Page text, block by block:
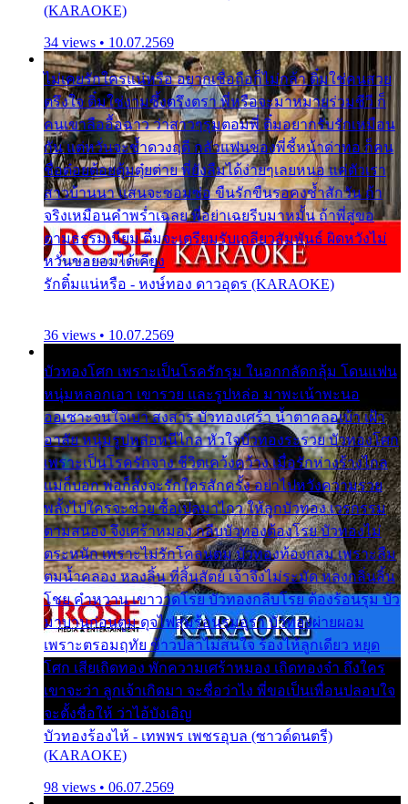
(KARAOKE)
34 views • 10.07.2569
ไม่เคยรักใครแน่หรือ อยากเชื่อถือก็ไม่กล้า ติ๋มใช่คนสวย
ตรึงใจ ติ๋มใช่งามซึ้งตรึงตรา พี่หรือจะมาหมายร่วมชีวี ก็
คนเขาลืออื้อฉาว ว่าสาวๆรุมตอมพี่ ติ๋มอยากรับรักเหมือน
กัน แต่หวั่นจะช้ำดวงฤดี กลัวแฟนของพี่ชี้หน้าด่าทอ ก็คน
ชื่อต๋อยต้อยตุ้มตุ๋ยต่าย พี่ยังลืมได้ง่ายๆเลยหนอ แค่ตัวเรา
สาวบ้านนา แสนจะซอมซ่อ ขืนรักขืนรอคงช้ำสักวัน ถ้า
จริงเหมือนคำพร่ำเฉลย พี่อย่าเฉยรีบมาหมั้น ถ้าพี่สู่ขอ
ตามธรรมเนียม ติ๋มจะเตรียมรับเกลียวสัมพันธ์ ผิดหวังไม่
หวั่นขอยอมได้เคียง
รักติ๋มแน่หรือ - หงษ์ทอง ดาวอุดร (KARAOKE)
36 views • 10.07.2569
บัวทองโศก เพราะเป็นโรครักรุม ในอกกลัดกลุ้ม โดนแฟน
หนุ่มหลอกเอา เขารวย และรูปหล่อ มาพะเน้าพะนอ
ออเซาะจนใจเบา สงสาร บัวทองเศร้า น้ำตาคลอเบ้า เฝ้า
อาลัย หนุ่มรูปหล่อหนีไกล หัวใจบัวทองระรวย บัวทองโศก
เพราะเป็นโรครักจาง ชีวิตเคว้งคว้าง เมื่อรักห่างร้างไกล
แม่ก็บอก พ่อก็สั่งจะรักใครสักครั้ง อย่าไปหวังความรวย
พลั้งไปใครจะช่วย ซื้อเปลมาไกว ให้ลูกบัวทอง เวรกรรม
ตามสนอง จึงเศร้าหมอง กลีบบัวทองต้องโรย บัวทองไม่
ตระหนัก เพราะไม่รักโคลนตม บัวทองท้องกลม เพราะลืม
ตมน้ำคลอง หลงลิ้น ที่สิ้นสัตย์ เจ้าจึงไม่ระมัด หลงกลิ่นลิ้น
โชย คำหวาน เขาวาดโรย บัวทองกลีบโรย ต้องร้อนรุม บัว
มาบานก่อนตูม ดุจไฟสุมร้อนรุมอุรา บัวทองผ่ายผอม
เพราะตรอมฤทัย ข้าวปลาไม่สนใจ ร้องไห้ลูกเดียว หยุด
โศก เสียเถิดทอง พักความเศร้าหมอง เถิดทองจ๋า ถึงใคร
เขาจะว่า ลูกเจ้าเกิดมา จะชื่อว่าไง พี่ขอเป็นเพื่อนปลอบใจ
จะตั้งชื่อให้ ว่าไอ้บังเอิญ
บัวทองร้องไห้ - เทพพร เพชรอุบล (ซาวด์ดนตรี)
(KARAOKE)
98 views • 06.07.2569